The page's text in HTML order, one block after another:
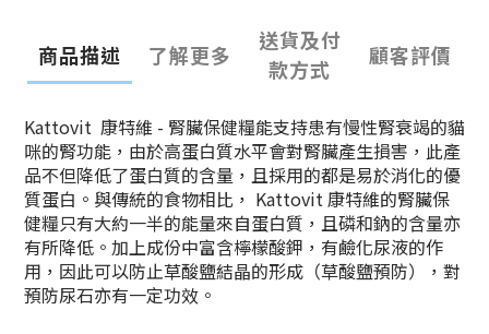
商品描述 了解更多
送貨及付
款方式
顧客評價
Kattovit 康特維 - 腎臟保健糧能支持患有慢性腎衰竭的貓
咪的腎功能，由於高蛋白質水平會對腎臟產生損害，此產
品不但降低了蛋白質的含量，且採用的都是易於消化的優
質蛋白。與傳統的食物相比， Kattovit 康特維的腎臟保
健糧只有大約一半的能量來自蛋白質，且磷和鈉的含量亦
有所降低。加上成份中富含檸檬酸鉀，有鹼化尿液的作
用，因此可以防止草酸鹽結晶的形成（草酸鹽預防），對
預防尿石亦有一定功效。